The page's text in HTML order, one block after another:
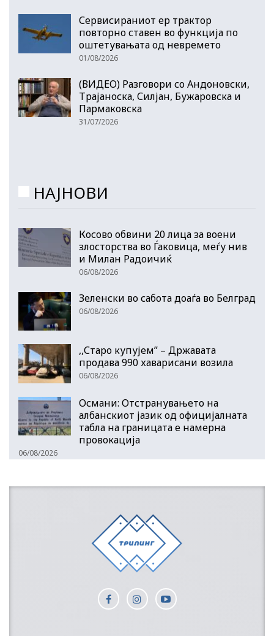
Сервисираниот ер трактор
повторно ставен во функција по
оштетувањата од невремето
01/08/2026
(ВИДЕО) Разговори со Андоновски,
Трајаноска, Силјан, Бужаровска и
Пармаковска
31/07/2026
НАЈНОВИ
Косово обвини 20 лица за воени
злосторства во Ѓаковица, меѓу нив
и Милан Радоичиќ
06/08/2026
Зеленски во сабота доаѓа во Белград
06/08/2026
,,Старо купујем” – Државата
продава 990 хаварисани возила
06/08/2026
Османи: Отстранувањето на
албанскиот јазик од официјалната
табла на границата е намерна
провокација
06/08/2026